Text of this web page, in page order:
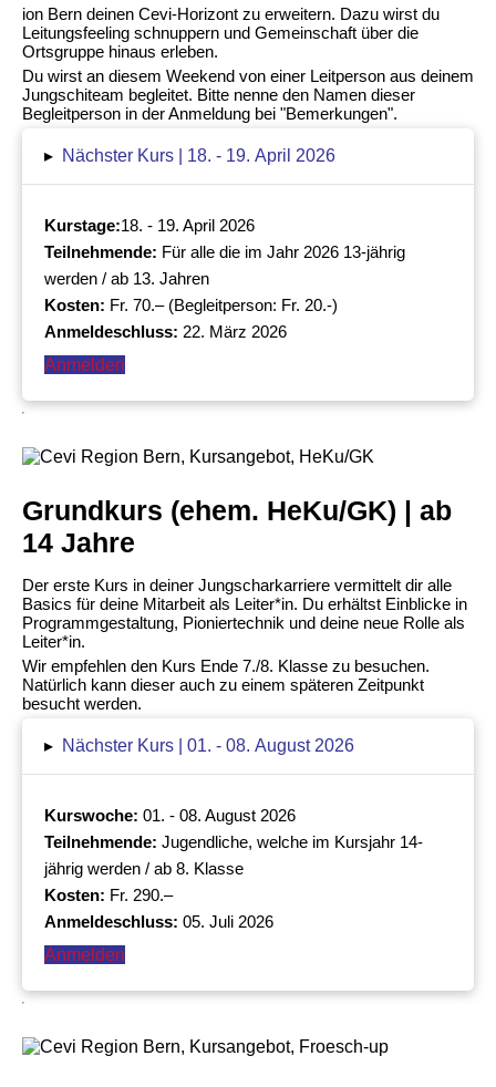
ion Bern deinen Cevi-Horizont zu erweitern. Dazu wirst du
Leitungsfeeling schnuppern und Gemeinschaft über die
Ortsgruppe hinaus erleben.
Du wirst an diesem Weekend von einer Leitperson aus deinem
Jungschiteam begleitet. Bitte nenne den Namen dieser
Begleitperson in der Anmeldung bei "Bemerkungen".
▸ Nächster Kurs | 18. - 19. April 2026
Kurstage:18. - 19. April 2026
Teilnehmende: Für alle die im Jahr 2026 13-jährig
werden / ab 13. Jahren
Kosten: Fr. 70.– (Begleitperson: Fr. 20.-)
Anmeldeschluss: 22. März 2026
Anmelden
Grundkurs (ehem. HeKu/GK) | ab
14 Jahre
Der erste Kurs in deiner Jungscharkarriere vermittelt dir alle
Basics für deine Mitarbeit als Leiter*in. Du erhältst Einblicke in
Programmgestaltung, Pioniertechnik und deine neue Rolle als
Leiter*in.
Wir empfehlen den Kurs Ende 7./8. Klasse zu besuchen.
Natürlich kann dieser auch zu einem späteren Zeitpunkt
besucht werden.
▸ Nächster Kurs | 01. - 08. August 2026
Kurswoche: 01. - 08. August 2026
Teilnehmende: Jugendliche, welche im Kursjahr 14-
jährig werden / ab 8. Klasse
Kosten: Fr. 290.–
Anmeldeschluss: 05. Juli 2026
Anmelden